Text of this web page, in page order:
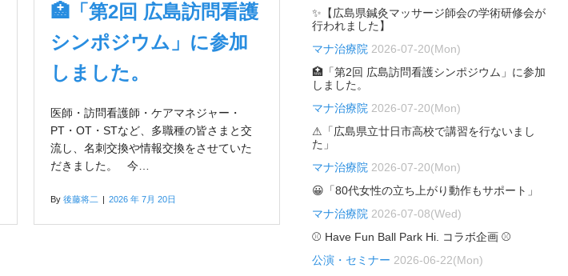
🏥「第2回 広島訪問看護
シンポジウム」に参加
しました。
医師・訪問看護師・ケアマネジャー・
PT・OT・STなど、多職種の皆さまと交
流し、名刺交換や情報交換をさせていた
だきました。 今…
By 後藤将二 | 2026 年 7月 20日
✨【広島県鍼灸マッサージ師会の学術研修会が
行われました】
マナ治療院 2026-07-20(Mon)
🏥「第2回 広島訪問看護シンポジウム」に参加
しました。
マナ治療院 2026-07-20(Mon)
⚠「広島県立廿日市高校で講習を行ないまし
た」
マナ治療院 2026-07-20(Mon)
😀「80代女性の立ち上がり動作もサポート」
マナ治療院 2026-07-08(Wed)
⚾ Have Fun Ball Park Hi. コラボ企画 ⚾
公演・セミナー 2026-06-22(Mon)